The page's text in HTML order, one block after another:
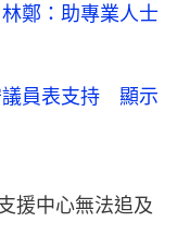
鄭：助專業人士
議員表支持 顯示
援中心無法追及